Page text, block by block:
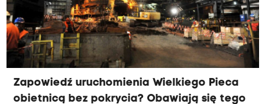
Zapowiedź uruchomienia Wielkiego Pieca
obietnicą bez pokrycia? Obawiają się tego